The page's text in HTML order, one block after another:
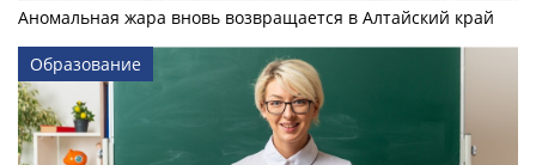
Аномальная жара вновь возвращается в Алтайский край
Образование